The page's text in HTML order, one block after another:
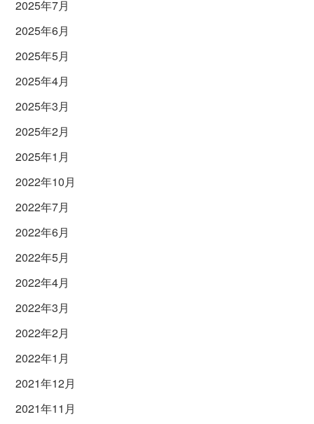
2025年7月
2025年6月
2025年5月
2025年4月
2025年3月
2025年2月
2025年1月
2022年10月
2022年7月
2022年6月
2022年5月
2022年4月
2022年3月
2022年2月
2022年1月
2021年12月
2021年11月